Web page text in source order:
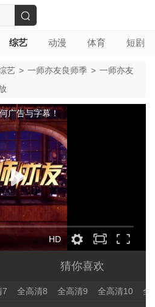
综艺 动漫 体育 短剧
搜
艺 > 一师亦友良师季 > 一师亦友
HD
广告与字幕！
猜你喜欢
7 全高清8 全高清9 全高清10 全